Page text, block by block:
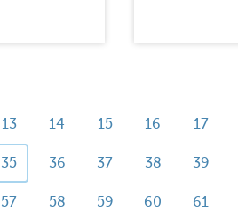
13 14 15 16 17
35 36 37 38 39
57 58 59 60 61